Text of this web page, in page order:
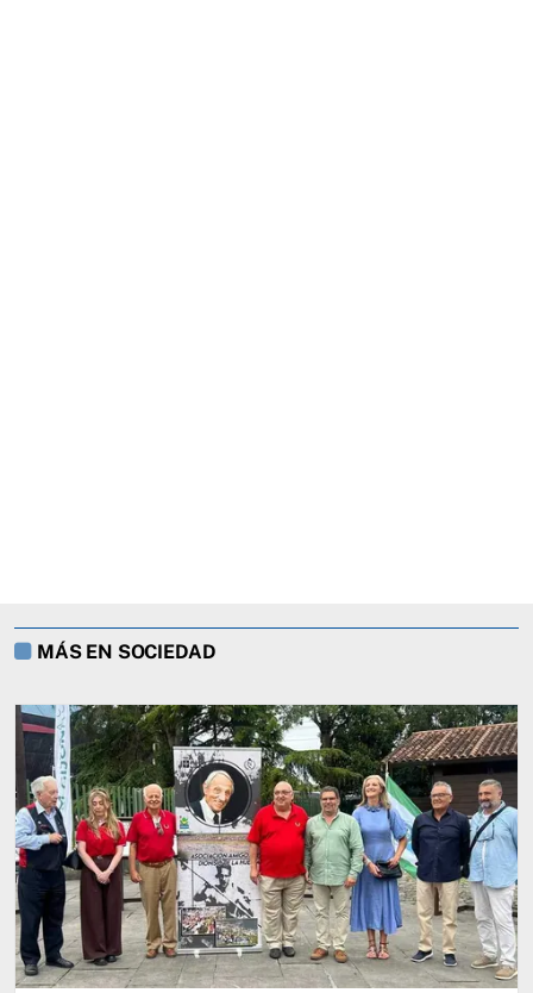
MÁS EN SOCIEDAD